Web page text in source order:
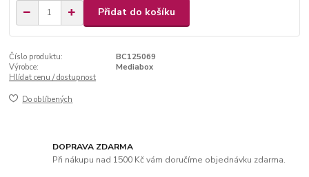
Přidat do košíku
Číslo produktu:
BC125069
Výrobce:
Mediabox
Hlídat cenu / dostupnost
Do oblíbených
DOPRAVA ZDARMA
Při nákupu nad 1500 Kč vám doručíme objednávku zdarma.